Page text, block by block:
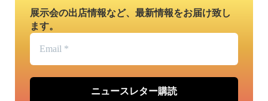
展示会の出店情報など、最新情報をお届け致し
ます。
Email